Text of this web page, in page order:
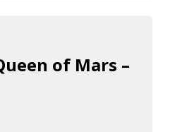
of Mars –